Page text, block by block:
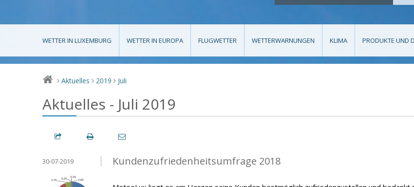
WETTER IN LUXEMBURG WETTER IN EUROPA FLUGWETTER WETTERWARNUNGEN KLIMA PRODUKTE UND
> Aktuelles > 2019 > Juli
Aktuelles - Juli 2019
Kundenzufriedenheitsumfrage 2018
30-07-2019